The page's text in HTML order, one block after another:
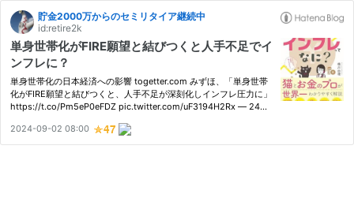
貯金2000万からのセミリタイア継続中
id:retire2k
単身世帯化がFIRE願望と結びつくと人手不足でイ
ンフレに？
単身世帯化の日本経済への影響 togetter.com みずほ、「単身世帯
化がFIRE願望と結びつくと、人手不足が深刻化しインフレ圧力に」
https://t.co/Pm5eP0eFDZ pic.twitter.com/uF3194H2Rx — 24万
身高齢者（死別・離別）の増加という2つの要因があります。 独身
でも…
2024-09-02 08:00